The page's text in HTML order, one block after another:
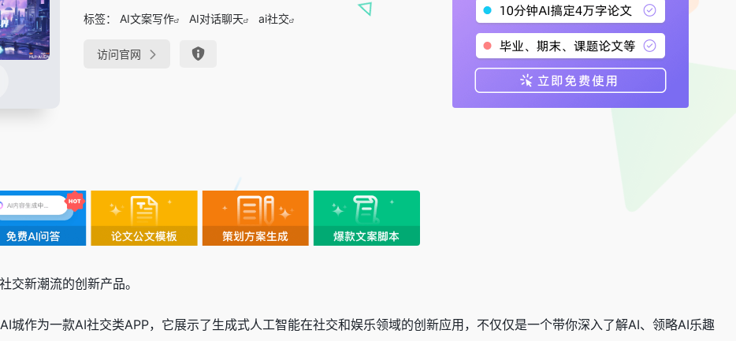
标签： AI文案写作 AI对话聊天 ai社交
访问官网
交新潮流的创新产品。
城作为一款AI社交类APP，它展示了生成式人工智能在社交和娱乐领域的创新应用，不仅仅是一个带你深入了解AI、领略AI乐趣